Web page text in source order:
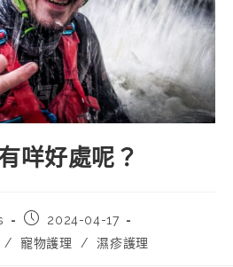
咩好處呢？
Post
published:
2024-04-17
/ 寵物護理 / 濕疹護理